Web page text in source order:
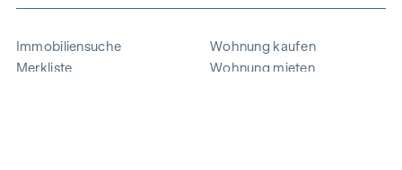
Immobiliensuche
Merkliste
Wohnung kaufen
Wohnung mieten